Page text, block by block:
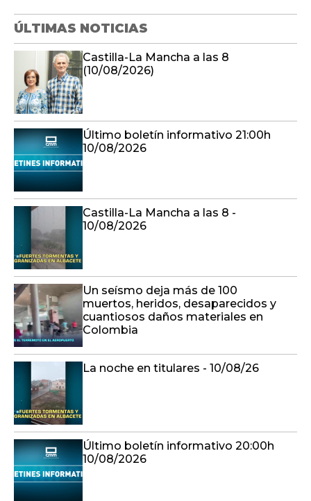
ÚLTIMAS NOTICIAS
Castilla-La Mancha a las 8
(10/08/2026)
Último boletín informativo 21:00h
10/08/2026
Castilla-La Mancha a las 8 -
10/08/2026
Un seísmo deja más de 100
muertos, heridos, desaparecidos y
cuantiosos daños materiales en
Colombia
La noche en titulares - 10/08/26
Último boletín informativo 20:00h
10/08/2026